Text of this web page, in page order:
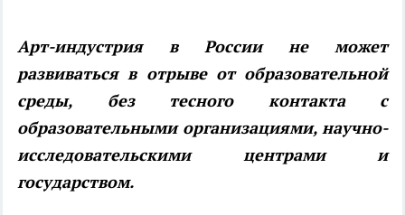
Арт-индустрия в России не может
развиваться в отрыве от образовательной
среды, без тесного контакта с
образовательными организациями, научно-
исследовательскими центрами и
государством.